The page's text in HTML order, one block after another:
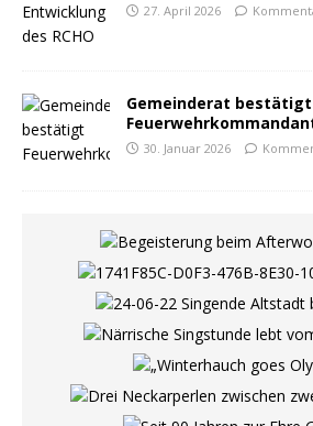
27. April 2026
Gemeinderat bestätigt
30. Januar 2026